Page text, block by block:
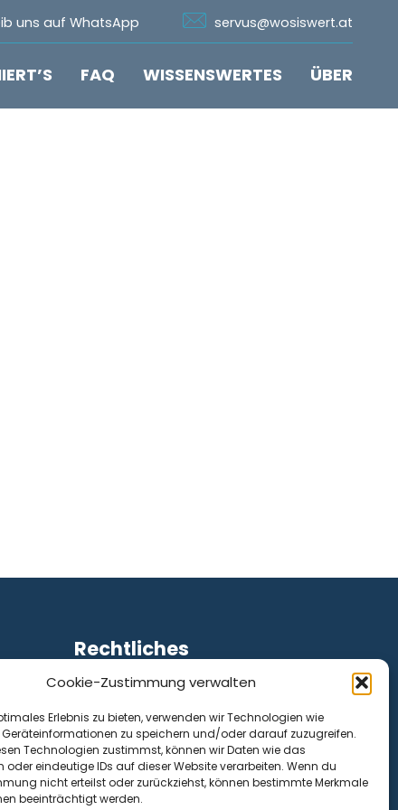
Cookie-Zustimmung verwalten
Erlebnis zu bieten, verwenden wir Technologien wie
Geräteinformationen zu speichern und/oder darauf zuzugreifen.
Technologien zustimmst, können wir Daten wie das
oder eindeutige IDs auf dieser Website verarbeiten. Wenn du
nicht erteilst oder zurückziehst, können bestimmte Merkmale
beeinträchtigt werden.
uns auf WhatsApp
servus@wosiswert.at
FAQ WISSENSWERTES ÜBER
Rechtliches
Impressum
Cookie-Richtlinie (EU)